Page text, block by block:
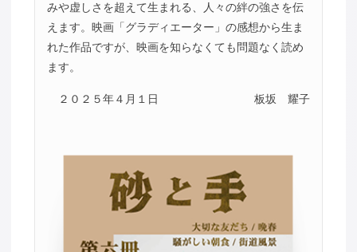
みや虚しさを超えて生まれる、人々の絆の強さを伝
えます。映画「グラディエーター」の感想から生ま
れた作品ですが、映画を知らなくても問題なく読め
ます。
２０２５年４月１日 板坂 耀子